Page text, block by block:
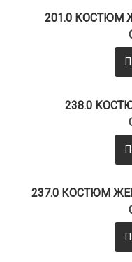
201.0 КОСТЮМ
238.0
237.0 КОСТЮМ